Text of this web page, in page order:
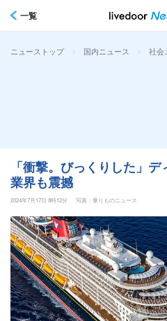
一覧
ニューストップ > 国内ニュース > 社会
「衝撃。びっくりした」
業界も震撼
2024年7月17日 8時12分
写真：乗りものニュース